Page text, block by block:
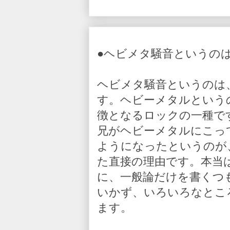
●ヘビメタ騒音というの
ヘビメタ騒音というの
す。ヘビーメタルという
徴となるロックの一種で
兄がヘビーメタルにこ
ようになったというの
た直接の理由です。本
に、一般論だけを書く
いかず、いろいろなと
ます。